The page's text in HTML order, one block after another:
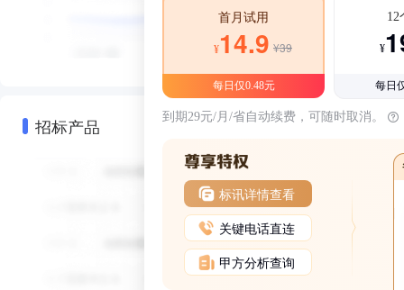
招标产品
首月试用
¥14.9 ¥39
每日仅0.48元
12
¥
每日
到期29元/月/省自动续费，可随时取消。
标讯详情查看
关键电话直连
甲方分析查询